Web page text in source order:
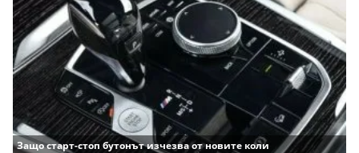
Защо старт-стоп бутонът изчезва от новите коли